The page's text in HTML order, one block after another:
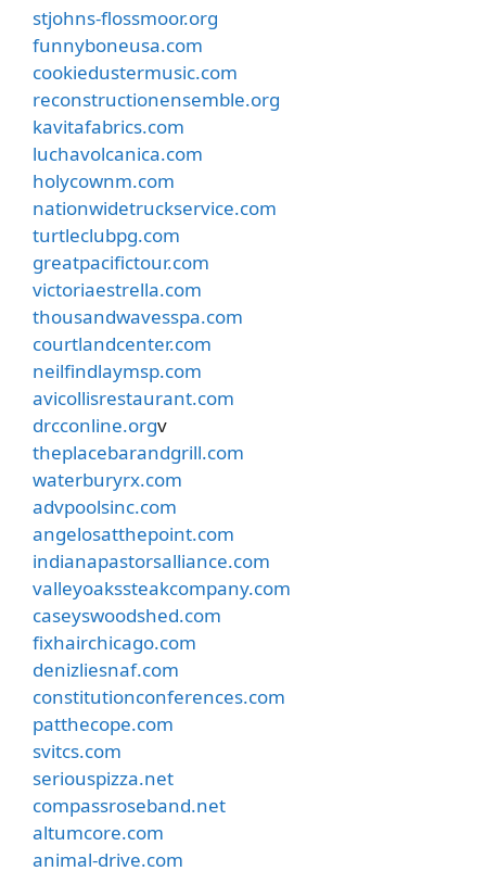
stjohns-flossmoor.org
funnyboneusa.com
cookiedustermusic.com
reconstructionensemble.org
kavitafabrics.com
luchavolcanica.com
holycownm.com
nationwidetruckservice.com
turtleclubpg.com
greatpacifictour.com
victoriaestrella.com
thousandwavesspa.com
courtlandcenter.com
neilfindlaymsp.com
avicollisrestaurant.com
drcconline.orgv
theplacebarandgrill.com
waterburyrx.com
advpoolsinc.com
angelosatthepoint.com
indianapastorsalliance.com
valleyoakssteakcompany.com
caseyswoodshed.com
fixhairchicago.com
denizliesnaf.com
constitutionconferences.com
patthecope.com
svitcs.com
seriouspizza.net
compassroseband.net
altumcore.com
animal-drive.com